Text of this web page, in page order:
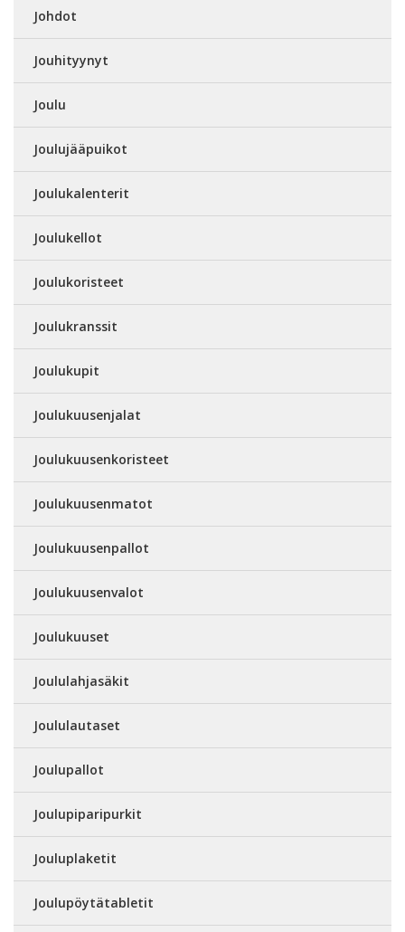
Johdot
Jouhityynyt
Joulu
Joulujääpuikot
Joulukalenterit
Joulukellot
Joulukoristeet
Joulukranssit
Joulukupit
Joulukuusenjalat
Joulukuusenkoristeet
Joulukuusenmatot
Joulukuusenpallot
Joulukuusenvalot
Joulukuuset
Joululahjasäkit
Joululautaset
Joulupallot
Joulupiparipurkit
Jouluplaketit
Joulupöytätabletit